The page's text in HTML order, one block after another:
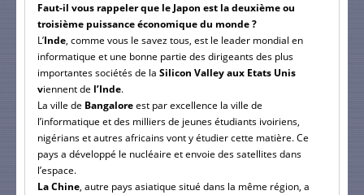
Faut-il vous rappeler que le Japon est la deuxième ou
troisième puissance économique du monde ?
L’Inde, comme vous le savez tous, est le leader mondial en
informatique et une bonne partie des dirigeants des plus
importantes sociétés de la Silicon Valley aux Etats Unis
viennent de l’Inde.
La ville de Bangaloreest par excellence la ville de
l’informatique et des milliers de jeunes étudiants ivoiriens,
nigérians et autres africains vont y étudier cette matière. Ce
pays a développé le nucléaire et envoie des satellites dans
l’espace.
La Chine, autre pays asiatique situé dans la même région, a